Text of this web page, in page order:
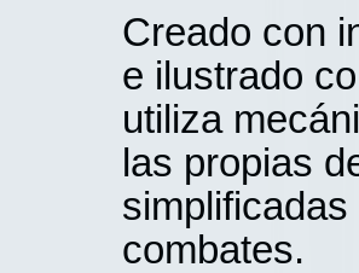
Creado con
e ilustrado
utiliza
las propias
combates.